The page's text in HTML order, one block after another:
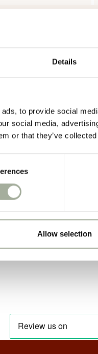
Details
to provide social
social media,
or that they’ve
Allow selection
met Freeze Dried
terwijl de textuur en
Dried Kippenvlees &
granen, gluten of
: Hoogwaardige
een intense smaak
: Ideaal als
: Kleine
heerlijke traktatie,
met Freeze
en maak jouw kat